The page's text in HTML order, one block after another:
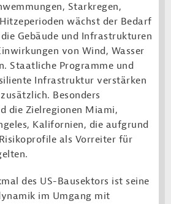
Starkregen,
wächst der Bedarf
Gebäude und Infrastrukturen
von Wind, Wasser
Staatliche Programme und
Infrastruktur verstärken
Besonders
die Zielregionen Miami,
Kalifornien, die aufgrund
als Vorreiter für
des US-Bausektors ist seine
im Umgang mit